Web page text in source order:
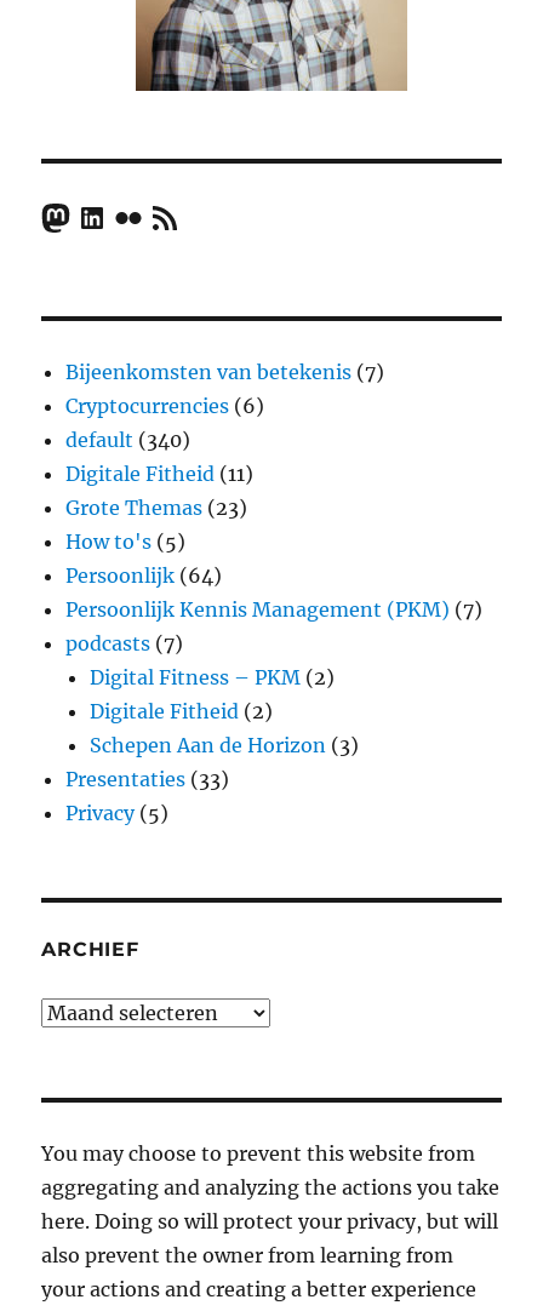
Mastodon
LinkedIn
FlickrRSS Feed
Bijeenkomsten van betekenis (7)
Cryptocurrencies (6)
default (340)
Digitale Fitheid (11)
Grote Themas (23)
How to's (5)
Persoonlijk (64)
Persoonlijk Kennis Management (PKM) (7)
podcasts (7)
Digital Fitness – PKM (2)
Digitale Fitheid (2)
Schepen Aan de Horizon (3)
Presentaties (33)
Privacy(5)
ARCHIEF
Archief
You may choose to prevent this website from
aggregating and analyzing the actions you take
here. Doing so will protect your privacy, but will
also prevent the owner from learning from
your actions and creating a better experience